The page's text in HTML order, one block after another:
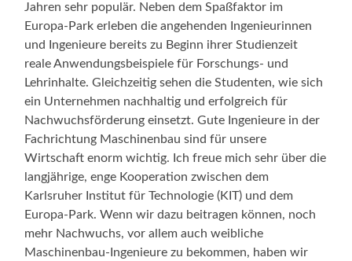
Jahren sehr populär. Neben dem Spaßfaktor im
Europa-Park erleben die angehenden Ingenieurinnen
und Ingenieure bereits zu Beginn ihrer Studienzeit
reale Anwendungsbeispiele für Forschungs- und
Lehrinhalte. Gleichzeitig sehen die Studenten, wie sich
ein Unternehmen nachhaltig und erfolgreich für
Nachwuchsförderung einsetzt. Gute Ingenieure in der
Fachrichtung Maschinenbau sind für unsere
Wirtschaft enorm wichtig. Ich freue mich sehr über die
langjährige, enge Kooperation zwischen dem
Karlsruher Institut für Technologie (KIT) und dem
Europa-Park. Wenn wir dazu beitragen können, noch
mehr Nachwuchs, vor allem auch weibliche
Maschinenbau-Ingenieure zu bekommen, haben wir